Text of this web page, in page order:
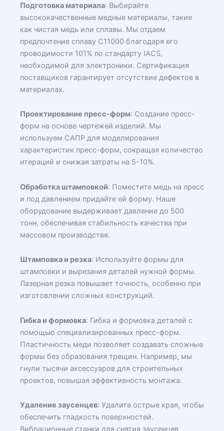
Подготовка материала: Выбирайте
высококачественные медные материалы, такие
как чистая медь или сплавы. Мы отдаем
предпочтение сплаву C11000 благодаря его
проводимости 101% по стандарту IACS,
необходимой для электроники. Сертификация
поставщиков гарантирует отсутствие дефектов в
материалах.
Проектирование пресс-форм: Создание пресс-
форм на основе чертежей изделий. Мы
используем САПР для моделирования
характеристик пресс-форм, сокращая количество
итераций и снижая затраты на 5-10%.
Обработка штамповкой: Поместите медь на пресс
и под давлением придайте ей форму. Наше
оборудование выдерживает давление до 500
тонн, обеспечивая стабильность качества при
массовом производстве.
Штамповка и резка: Используйте формы для
штамповки и вырезания деталей нужной формы.
Лазерная резка повышает точность, особенно при
изготовлении сложных конструкций.
Гибка и формовка: Гибка и формовка деталей с
помощью специализированных пресс-форм.
Пластичность меди позволяет создавать сложные
формы без образования трещин. Например, мы
гнули тысячи аксессуаров для строительных
проектов, повышая эффективность монтажа.
Удаление заусенцев: Удалите острые края, чтобы
обеспечить гладкость поверхностей.
Вибрационные станки для снятия заусенцев